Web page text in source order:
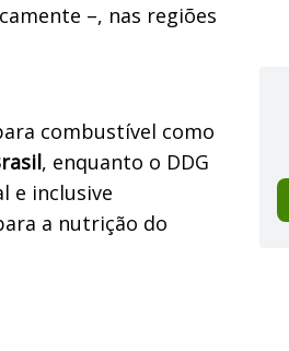
–, nas regiões
combustível como
, enquanto o DDG
e inclusive
a nutrição do